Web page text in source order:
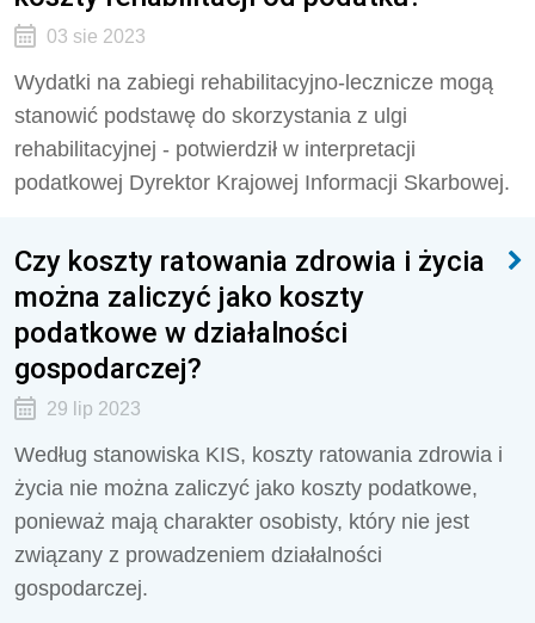
03 sie 2023
Wydatki na zabiegi rehabilitacyjno-lecznicze mogą
stanowić podstawę do skorzystania z ulgi
rehabilitacyjnej - potwierdził w interpretacji
podatkowej Dyrektor Krajowej Informacji Skarbowej.
Czy koszty ratowania zdrowia i życia
można zaliczyć jako koszty
podatkowe w działalności
gospodarczej?
29 lip 2023
Według stanowiska KIS, koszty ratowania zdrowia i
życia nie można zaliczyć jako koszty podatkowe,
ponieważ mają charakter osobisty, który nie jest
związany z prowadzeniem działalności
gospodarczej.